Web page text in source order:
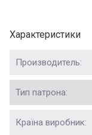
Характеристики
Производитель:
Тип патрона:
Країна виробник: